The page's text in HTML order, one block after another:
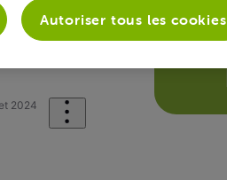
Carte sim HS
2024
Autoriser tous les cookies